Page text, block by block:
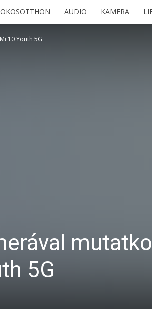
OKOSOTTHON AUDIO KAMERA
10 Youth 5G
5G